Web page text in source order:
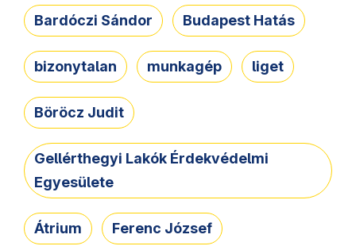
Bardóczi Sándor Budapest Hatás
bizonytalan munkagép liget
Böröcz Judit
Gellérthegyi Lakók Érdekvédelmi
Egyesülete
Átrium Ferenc József